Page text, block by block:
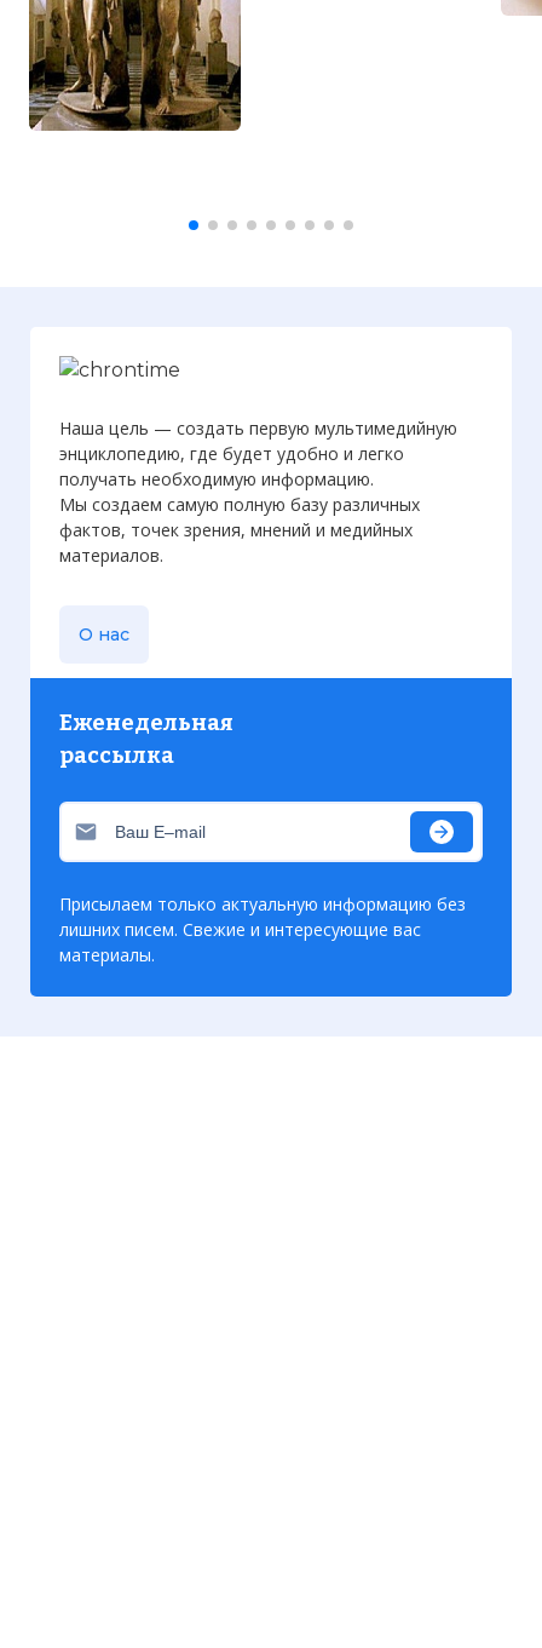
Наша цель — создать первую мультимедийную
энциклопедию, где будет удобно и легко
получать необходимую информацию.
Мы создаем самую полную базу различных
фактов, точек зрения, мнений и медийных
материалов.
О нас
Еженедельная
рассылка
Присылаем только актуальную информацию без
лишних писем. Свежие и интересующие вас
материалы.